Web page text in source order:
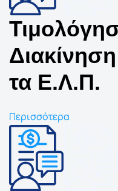
τα Ε.Λ.Π.
Περισσότερα